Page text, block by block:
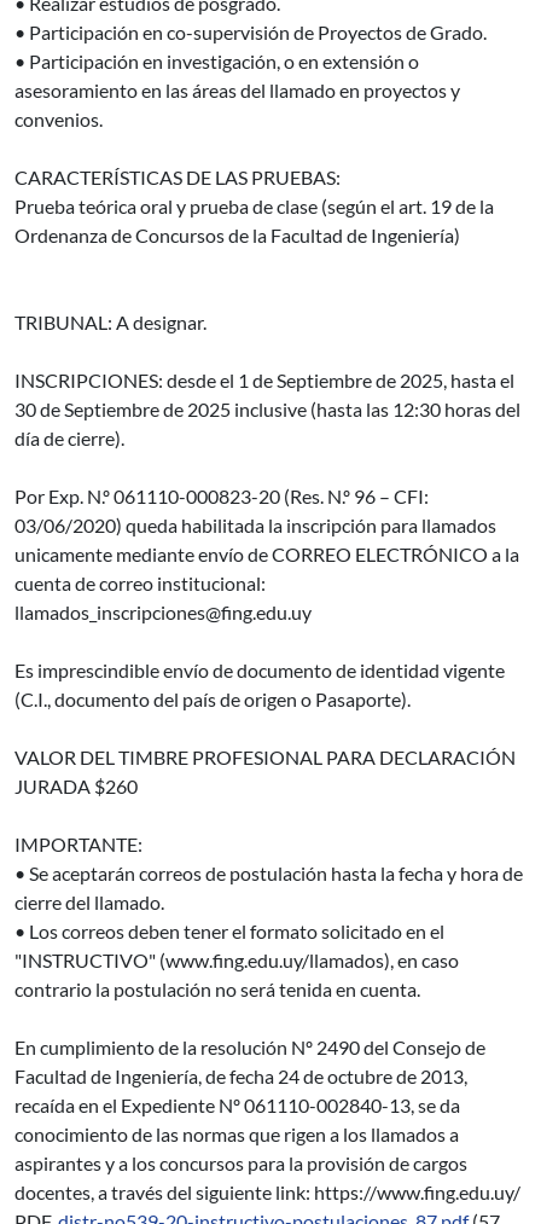
• Participación en co-supervisión de Proyectos de Grado.
• Participación en investigación, o en extensión o
asesoramiento en las áreas del llamado en proyectos y
convenios.
CARACTERÍSTICAS DE LAS PRUEBAS:
Prueba teórica oral y prueba de clase (según el art. 19 de la
Ordenanza de Concursos de la Facultad de Ingeniería)
TRIBUNAL: A designar.
INSCRIPCIONES: desde el 1 de Septiembre de 2025, hasta el
30 de Septiembre de 2025 inclusive (hasta las 12:30 horas del
día de cierre).
Por Exp. N.º 061110-000823-20 (Res. N.º 96 – CFI:
03/06/2020) queda habilitada la inscripción para llamados
unicamente mediante envío de CORREO ELECTRÓNICO a la
cuenta de correo institucional:
llamados_inscripciones@fing.edu.uy
Es imprescindible envío de documento de identidad vigente
(C.I., documento del país de origen o Pasaporte).
VALOR DEL TIMBRE PROFESIONAL PARA DECLARACIÓN
JURADA $260
IMPORTANTE:
• Se aceptarán correos de postulación hasta la fecha y hora de
cierre del llamado.
• Los correos deben tener el formato solicitado en el
"INSTRUCTIVO" (www.fing.edu.uy/llamados), en caso
contrario la postulación no será tenida en cuenta.
En cumplimiento de la resolución Nº 2490 del Consejo de
Facultad de Ingeniería, de fecha 24 de octubre de 2013,
recaída en el Expediente Nº 061110-002840-13, se da
conocimiento de las normas que rigen a los llamados a
aspirantes y a los concursos para la provisión de cargos
docentes, a través del siguiente link: https://www.fing.edu.uy/